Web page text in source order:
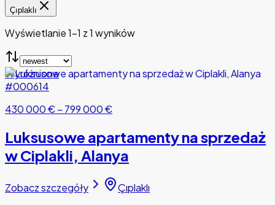
Çıplaklı
Wyświetlanie 1-1 z 1 wyników
Wyróżnione
#000614
430 000 €– 799 000 €
Luksusowe apartamenty na sprzedaż
w Ciplakli, Alanya
Zobacz szczegóły Çıplaklı